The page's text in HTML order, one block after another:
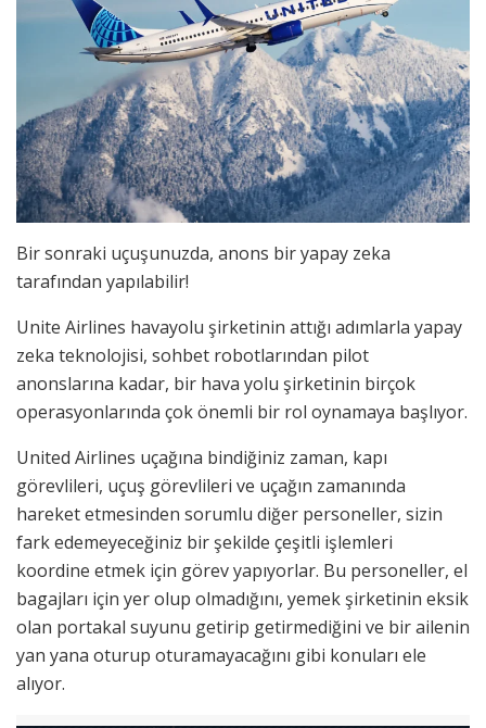
Bir sonraki uçuşunuzda, anons bir yapay zeka
tarafından yapılabilir!
Unite Airlines havayolu şirketinin attığı adımlarla yapay
zeka teknolojisi, sohbet robotlarından pilot
anonslarına kadar, bir hava yolu şirketinin birçok
operasyonlarında çok önemli bir rol oynamaya başlıyor.
United Airlines uçağına bindiğiniz zaman, kapı
görevlileri, uçuş görevlileri ve uçağın zamanında
hareket etmesinden sorumlu diğer personeller, sizin
fark edemeyeceğiniz bir şekilde çeşitli işlemleri
koordine etmek için görev yapıyorlar. Bu personeller, el
bagajları için yer olup olmadığını, yemek şirketinin eksik
olan portakal suyunu getirip getirmediğini ve bir ailenin
yan yana oturup oturamayacağını gibi konuları ele
alıyor.